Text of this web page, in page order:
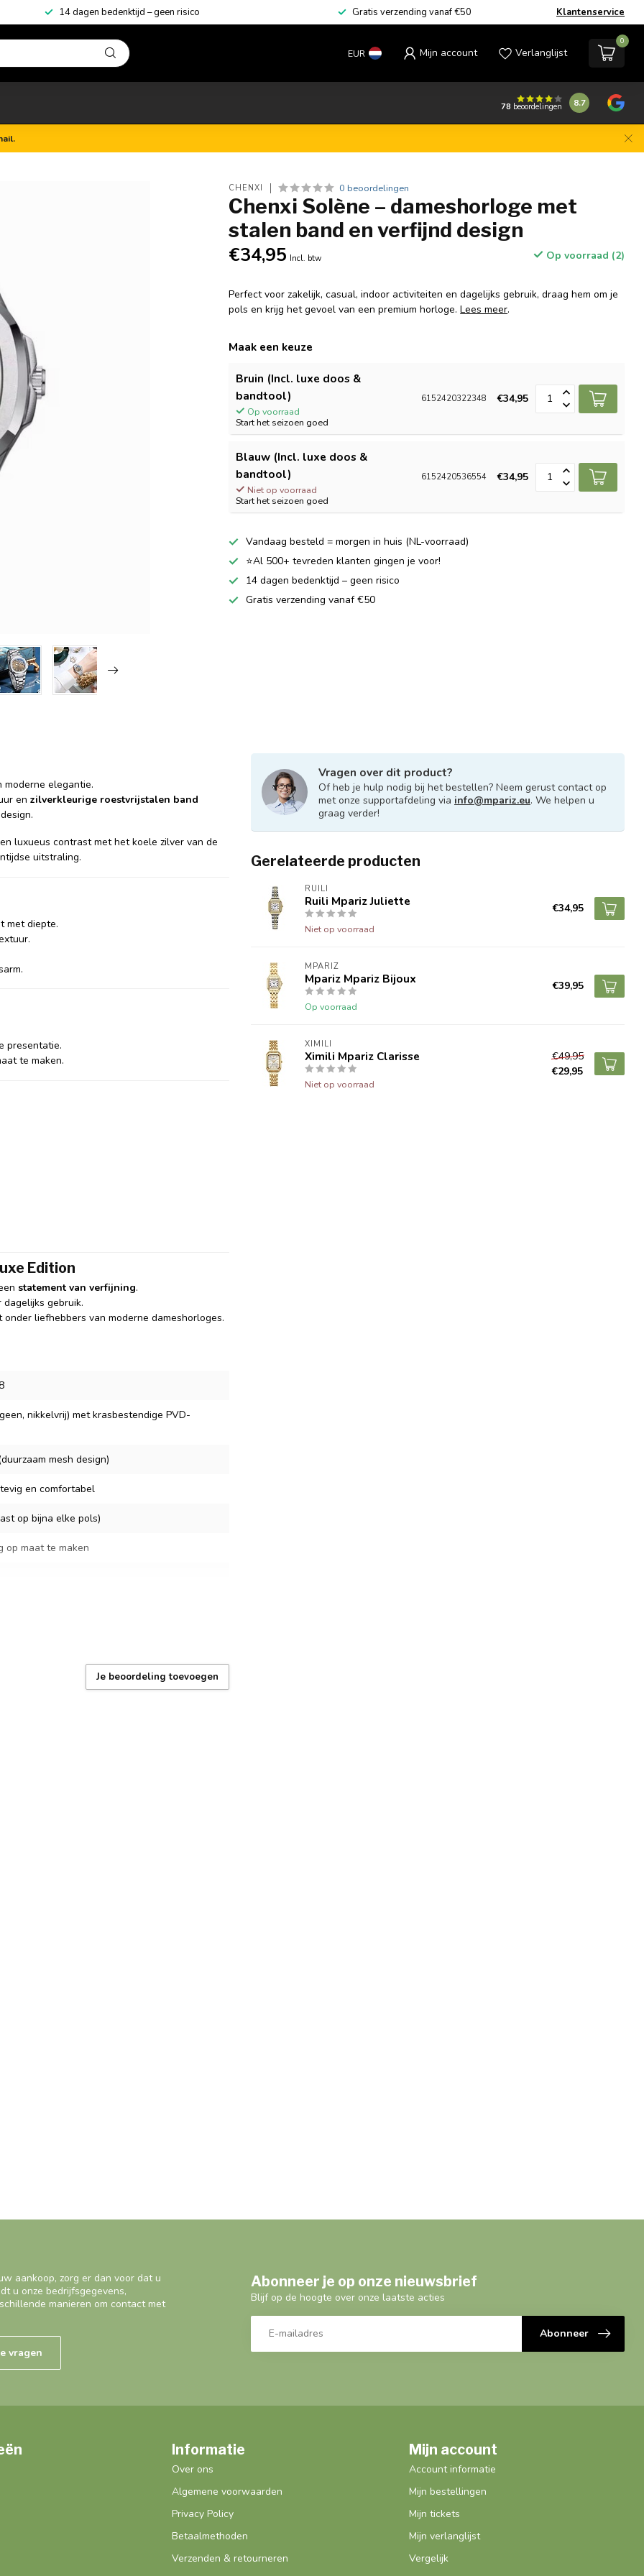
14 dagen bedenktijd – geen risico Gratis verzending vanaf €50 Klantenservice
EUR Mijn account Verlanglijst
0
78 beoordelingen 8.7
CHENXI 0 beoordelingen
Chenxi Solène – dameshorloge met
stalen band en verfijnd design
€34,95 Incl. btw Op voorraad (2)
Perfect voor zakelijk, casual, indoor activiteiten en dagelijks gebruik, draag hem om je
pols en krijg het gevoel van een premium horloge.Lees meer.
Maak een keuze
Bruin (Incl. luxe doos &
bandtool)
Op voorraad
Start het seizoen goed
6152420322348 €34,95
Blauw (Incl. luxe doos &
bandtool)
Niet op voorraad
Start het seizoen goed
6152420536554 €34,95
Vandaag besteld = morgen in huis (NL-voorraad)
⭐Al 500+ tevreden klanten gingen je voor!
14 dagen bedenktijd – geen risico
Gratis verzending vanaf €50
elegantie.
en zilverkleurige roestvrijstalen band
luxueus contrast met het koele zilver van de
uitstraling.
met diepte.
presentatie.
te maken.
Edition
statement van verfijning.
gebruik.
liefhebbers van moderne dameshorloges.
nikkelvrij) met krasbestendige PVD-
mesh design)
en comfortabel
op bijna elke pols)
op maat te maken
regen en handen wassen)
– 1 jaar
Je beoordeling toevoegen
Vragen over dit product?
Of heb je hulp nodig bij het bestellen? Neem gerust contact op
met onze supportafdeling via info@mpariz.eu. We helpen u
graag verder!
Gerelateerde producten
RUILI
Ruili Mpariz Juliette
Niet op voorraad
€34,95
MPARIZ
Mpariz Mpariz Bijoux
Op voorraad
€39,95
XIMILI
Ximili Mpariz Clarisse
Niet op voorraad
€49,95
€29,95
aankoop, zorg er dan voor dat u
u onze bedrijfsgegevens,
manieren om contact met
vragen
Abonneer je op onze nieuwsbrief
Blijf op de hoogte over onze laatste acties
Abonneer
Informatie
Over ons
Algemene voorwaarden
Privacy Policy
Betaalmethoden
Verzenden & retourneren
Mijn account
Account informatie
Mijn bestellingen
Mijn tickets
Mijn verlanglijst
Vergelijk